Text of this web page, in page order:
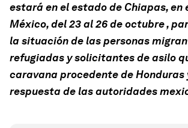
estará en el estado de Chiapas, en
México, del 23 al 26 de octubre ,
la situación de las personas
refugiadas y solicitantes de asilo
caravana procedente de Honduras
respuesta de las autoridades